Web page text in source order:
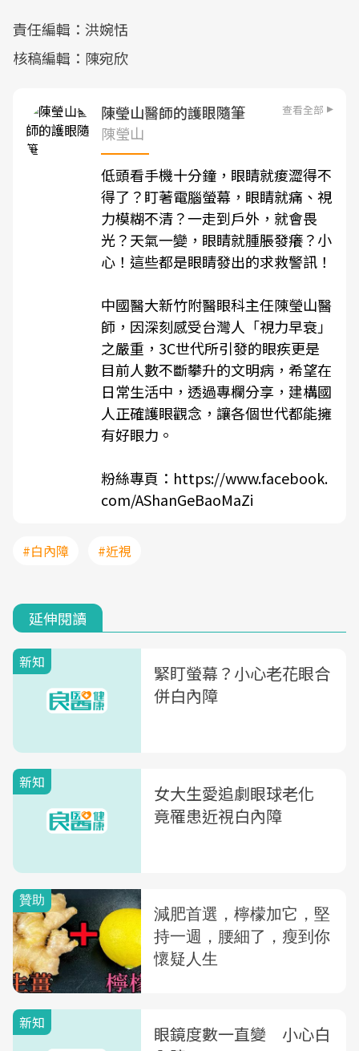
責任編輯：洪婉恬
核稿編輯：陳宛欣
陳瑩山醫師的護眼隨筆 查看全部
陳瑩山
低頭看手機十分鐘，眼睛就痠澀得不
得了？盯著電腦螢幕，眼睛就痛、視
力模糊不清？一走到戶外，就會畏
光？天氣一變，眼睛就腫脹發癢？小
心！這些都是眼睛發出的求救警訊！
中國醫大新竹附醫眼科主任陳瑩山醫
師，因深刻感受台灣人「視力早衰」
之嚴重，3C世代所引發的眼疾更是
目前人數不斷攀升的文明病，希望在
日常生活中，透過專欄分享，建構國
人正確護眼觀念，讓各個世代都能擁
有好眼力。
粉絲專頁： https://www.facebook.
com/AShanGeBaoMaZi
#白內障 #近視
延伸閱讀
新知
緊盯螢幕？小心老花眼合
併白內障
新知
女大生愛追劇眼球老化
竟罹患近視白內障
新知
眼鏡度數一直變 小心白